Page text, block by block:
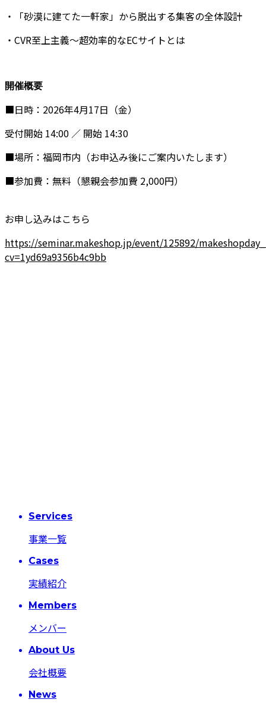
・「砂漠に建てた一軒家」から脱出する集客の全体設計
・CVR至上主義〜超効率的なECサイトとは
開催概要
■日時：2026年4月17日（金）
受付開始 14:00 ／ 開始 14:30
■場所：福岡市内（お申込み後にご案内いたします）
■参加費：無料（懇親会参加費 2,000円）
お申し込みはこちら
https://seminar.makeshop.jp/event/125892/
cv=1yd69a9356b4c9bb
Services
事業一覧
Cases
実績紹介
Members
メンバー
About Us
会社概要
News